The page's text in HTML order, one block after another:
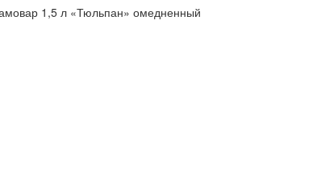
1,5 л «Тюльпан» омедненный